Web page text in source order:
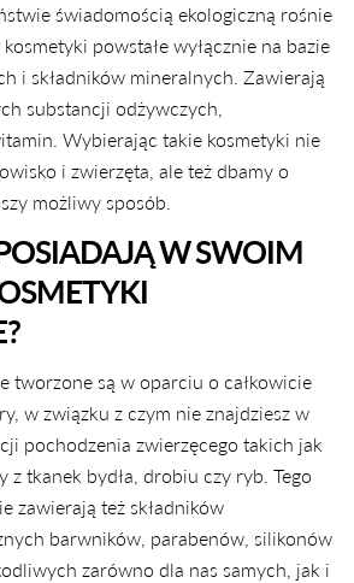
świadomością ekologiczną rośnie
powstałe wyłącznie na bazie
i składników mineralnych. Zawierają
substancji odżywczych,
Wybierając takie kosmetyki nie
i zwierzęta, ale też dbamy o
możliwy sposób.
W SWOIM
tworzone są w oparciu o całkowicie
w związku z czym nie znajdziesz w
pochodzenia zwierzęcego takich jak
z tkanek bydła, drobiu czy ryb. Tego
zawierają też składników
barwników, parabenów, silikonów
zarówno dla nas samych, jak i